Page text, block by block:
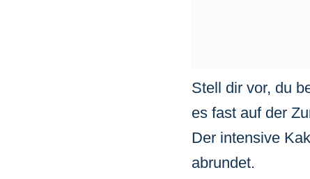
Stell dir vor, du
es fast auf der
Der intensive
abrundet.